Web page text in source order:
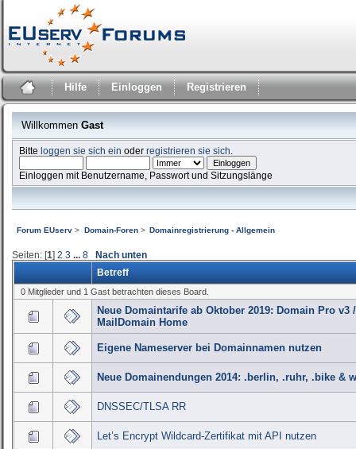
Hilfe Einloggen Registrieren
Willkommen Gast
Bitteloggen sie sich ein oderregistrieren sie sich
Einloggen mit Benutzername, Passwort und Sitzungslänge
Forum EUserv > Domain-Foren> Domainregistrierung - Allgemein
Seiten: [1] 2 3 ... 8
Nach unten
Betreff
0 Mitglieder und 1 Gast betrachten dieses Board.
Neue Domaintarife ab Oktober 2019: Domain Pro v3 /
MailDomain Home
Eigene Nameserver bei Domainnamen nutzen
Neue Domainendungen 2014: .berlin, .ruhr, .bike &
DNSSEC/TLSA RR
Let’s Encrypt Wildcard-Zertifikat mit API nutzen